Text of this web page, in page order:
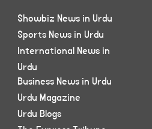
Showbiz News in Urdu
Sports News in Urdu
International News in
Urdu
Business News in Urdu
Urdu Magazine
Urdu Blogs